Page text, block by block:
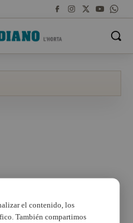
el contenido, los
También compartimos